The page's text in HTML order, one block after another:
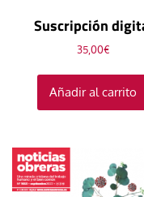
Suscripción
35,00€
Añadir al carrito